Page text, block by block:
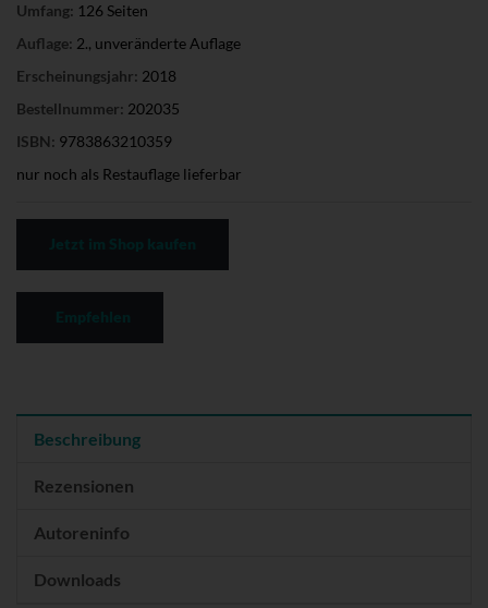
Umfang: 126 Seiten
Auflage: 2., unveränderte Auflage
Erscheinungsjahr: 2018
Bestellnummer: 202035
ISBN: 9783863210359
nur noch als Restauflage lieferbar
Beschreibung
Rezensionen
Autoreninfo
Downloads